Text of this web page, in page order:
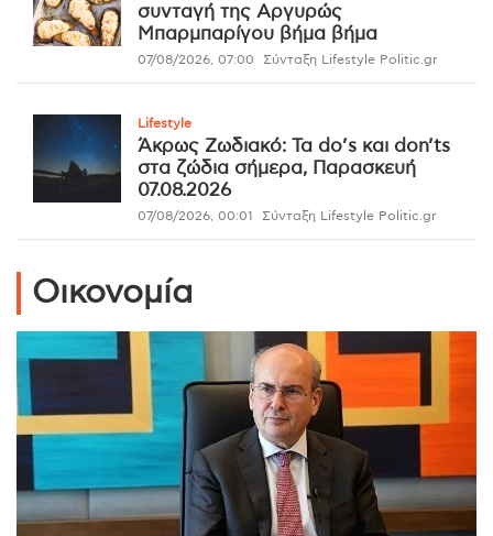
συνταγή της Αργυρώς
Μπαρμπαρίγου βήμα βήμα
07/08/2026, 07:00 Σύνταξη Lifestyle Politic.gr
Lifestyle
Άκρως Ζωδιακό: Τα do’s και don’ts
στα ζώδια σήμερα, Παρασκευή
07.08.2026
07/08/2026, 00:01 Σύνταξη Lifestyle Politic.gr
Οικονομία